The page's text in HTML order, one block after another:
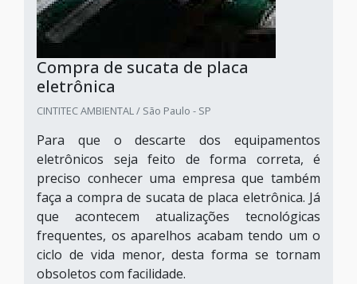
Compra de sucata de placa
eletrônica
CINTITEC AMBIENTAL / São Paulo - SP
Para que o descarte dos equipamentos
eletrônicos seja feito de forma correta, é
preciso conhecer uma empresa que também
faça a compra de sucata de placa eletrônica. Já
que acontecem atualizações tecnológicas
frequentes, os aparelhos acabam tendo um o
ciclo de vida menor, desta forma se tornam
obsoletos com facilidade.